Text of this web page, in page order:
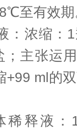
至有效
浓缩：1
；主张运
+99 ml的
释液：1